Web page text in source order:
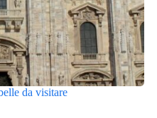
da visitare